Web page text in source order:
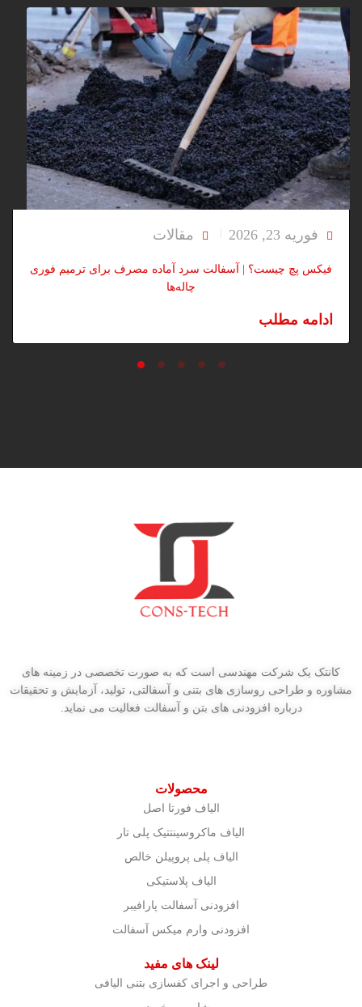
فوریه 23, 2026 مقالات
فیکس پچ چیست؟ | آسفالت سرد آماده مصرف برای ترمیم فوری
چاله‌ها
ادامه مطلب
کانتک یک شرکت مهندسی است که به صورت تخصصی در زمینه های
مشاوره و طراحی روسازی های بتنی و آسفالتی، تولید، آزمایش و تحقیقات
درباره افزودنی های بتن و آسفالت فعالیت می نماید.
محصولات
الیاف فورتا اصل
الیاف ماکروسینتتیک پلی تار
الیاف پلی پروپیلن خالص
الیاف پلاستیکی
افزودنی آسفالت پارافیبر
افزودنی وارم میکس آسفالت
لینک های مفید
طراحی و اجرای کفسازی بتنی الیافی